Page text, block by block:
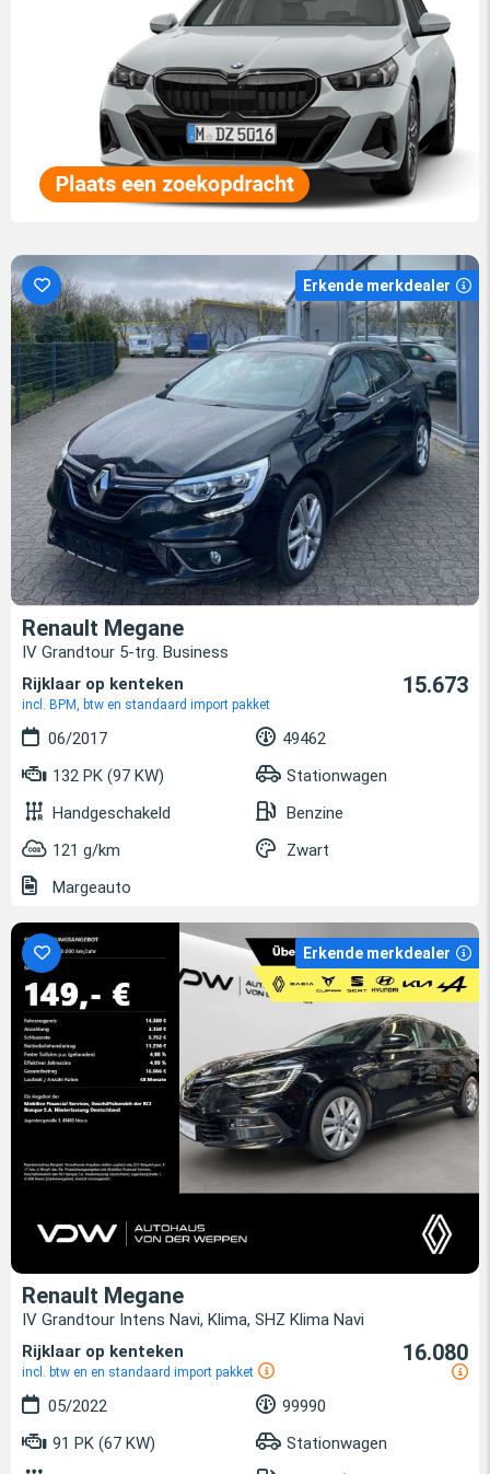
Erkende merkdealer
Renault Megane
IV Grandtour 5-trg. Business
Rijklaar op kenteken
incl. BPM, btw en standaard import pakket
15.673
06/2017
49462
132 PK (97 KW)
Stationwagen
Handgeschakeld
Benzine
121 g/km
Zwart
Margeauto
Erkende merkdealer
Renault Megane
IV Grandtour Intens Navi, Klima, SHZ Klima Navi
Rijklaar op kenteken
incl. btw en en standaard import pakket
16.080
05/2022
99990
91 PK (67 KW)
Stationwagen